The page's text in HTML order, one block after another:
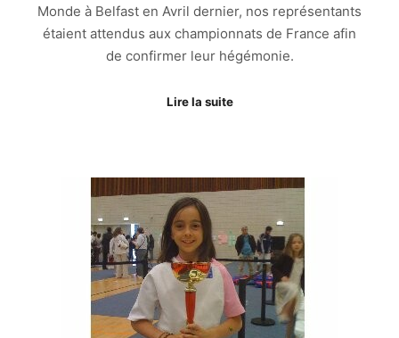
Monde à Belfast en Avril dernier, nos représentants
étaient attendus aux championnats de France afin
de confirmer leur hégémonie.
Lire la suite